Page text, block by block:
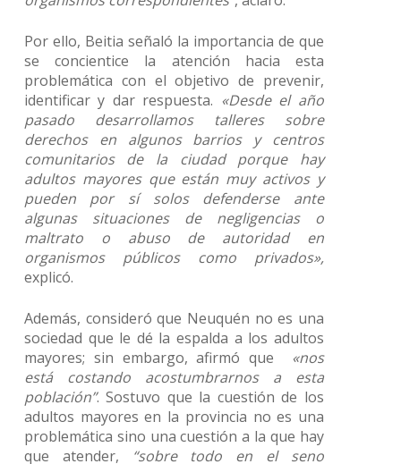
Por ello, Beitia señaló la importancia de que
se concientice la atención hacia esta
problemática con el objetivo de prevenir,
identificar y dar respuesta. «Desde el año
pasado desarrollamos talleres sobre
derechos en algunos barrios y centros
comunitarios de la ciudad porque hay
adultos mayores que están muy activos y
pueden por sí solos defenderse ante
algunas situaciones de negligencias o
maltrato o abuso de autoridad en
organismos públicos como privados»,
explicó.
Además, consideró que Neuquén no es una
sociedad que le dé la espalda a los adultos
mayores; sin embargo, afirmó que «nos
está costando acostumbrarnos a esta
población”. Sostuvo que la cuestión de los
adultos mayores en la provincia no es una
problemática sino una cuestión a la que hay
que atender,
“sobre todo en el seno